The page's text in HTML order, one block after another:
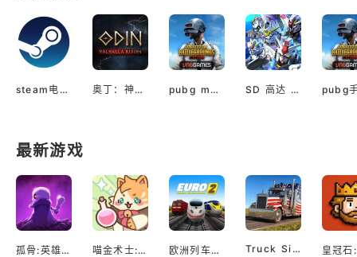
steam电脑版下载 奥丁：神判（国际服） pubg mobile最新版本 SD 高达 G世代 永恒（国际服）
最新游戏
孤骨:英雄杀手 喵金术士:猫咪合并大亨 欧洲列车模拟2 Truck Simulator EVO: Drive USA